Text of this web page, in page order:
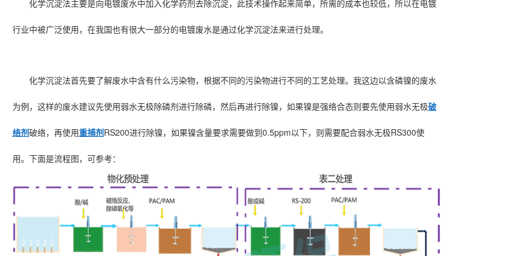
化学沉淀法主要是向电镀废水中加入化学药剂去除沉淀，此技术操作起来简单，所需的成本也较低，所以在电镀
行业中被广泛使用，在我国也有很大一部分的电镀废水是通过化学沉淀法来进行处理。
化学沉淀法首先要了解废水中含有什么污染物，根据不同的污染物进行不同的工艺处理。我这边以含磷镍的废水
为例，这样的废水建议先使用弱水无极除磷剂进行除磷，然后再进行除镍，如果镍是强络合态则要先使用弱水无极破
络剂 破络，再使用重捕剂RS200进行除镍，如果镍含量要求需要做到 0.5ppm以下，则需要配合弱水无极RS300使
用。下面是流程图，可参考：